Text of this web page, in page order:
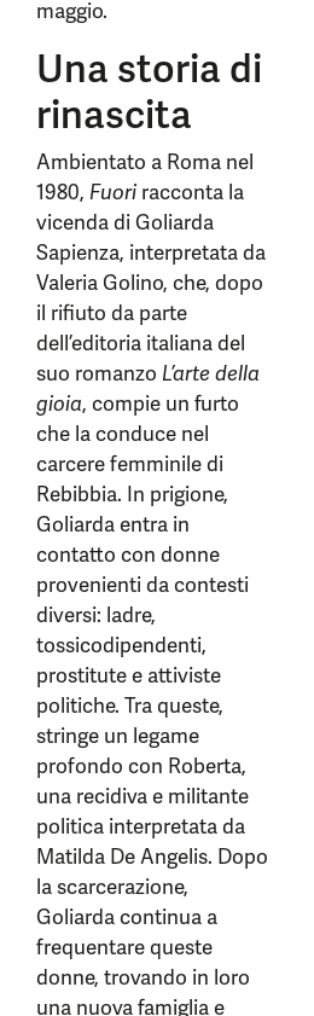
maggio.
Una storia di
rinascita
Ambientato a Roma nel
1980, Fuori racconta la
vicenda di Goliarda
Sapienza, interpretata da
Valeria Golino, che, dopo
il rifiuto da parte
dell’editoria italiana del
suo romanzo L’arte della
gioia, compie un furto
che la conduce nel
carcere femminile di
Rebibbia. In prigione,
Goliarda entra in
contatto con donne
provenienti da contesti
diversi: ladre,
tossicodipendenti,
prostitute e attiviste
politiche. Tra queste,
stringe un legame
profondo con Roberta,
una recidiva e militante
politica interpretata da
Matilda De Angelis. Dopo
la scarcerazione,
Goliarda continua a
frequentare queste
donne, trovando in loro
una nuova famiglia e